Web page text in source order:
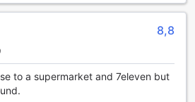
8,8
to a supermarket and 7eleven but